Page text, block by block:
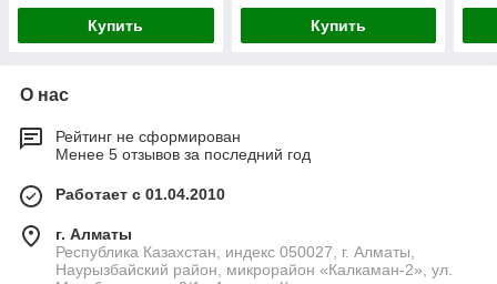
Купить Купить
О нас
Рейтинг не сформирован
Менее 5 отзывов за последний год
Работает с 01.04.2010
г. Алматы
Республика Казахстан, индекс 050027, г. Алматы,
Наурызбайский район, микрорайон «Калкаман-2», ул.